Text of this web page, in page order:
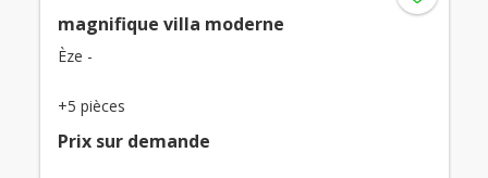
magnifique villa moderne
Èze -
+5 pièces
Prix ​​sur demande